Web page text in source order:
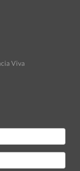
Viva